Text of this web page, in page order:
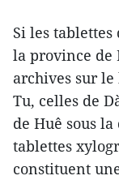
Si les
la province de
archives sur
Tu, celles de
de Huê sous
tablettes
constituent